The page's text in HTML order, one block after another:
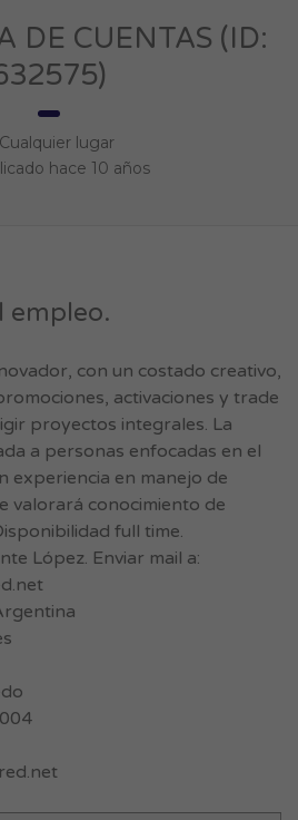
DE CUENTAS (ID:
Cualquier lugar
hace 10 años
empleo.
con un costado creativo,
activaciones y trade
proyectos integrales. La
a personas enfocadas en el
experiencia en manejo de
valorará conocimiento de
full time.
López. Enviar mail a: